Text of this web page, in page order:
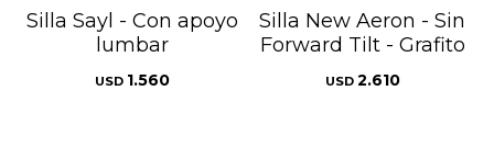
Silla Sayl - Con apoyo
lumbar
USD 1.560
Silla New Aeron - Sin
Forward Tilt - Grafito
USD 2.610